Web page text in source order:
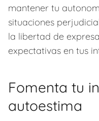
mantener tu
situaciones
la libertad de
expectativas en tus
Fomenta tu
autoestima